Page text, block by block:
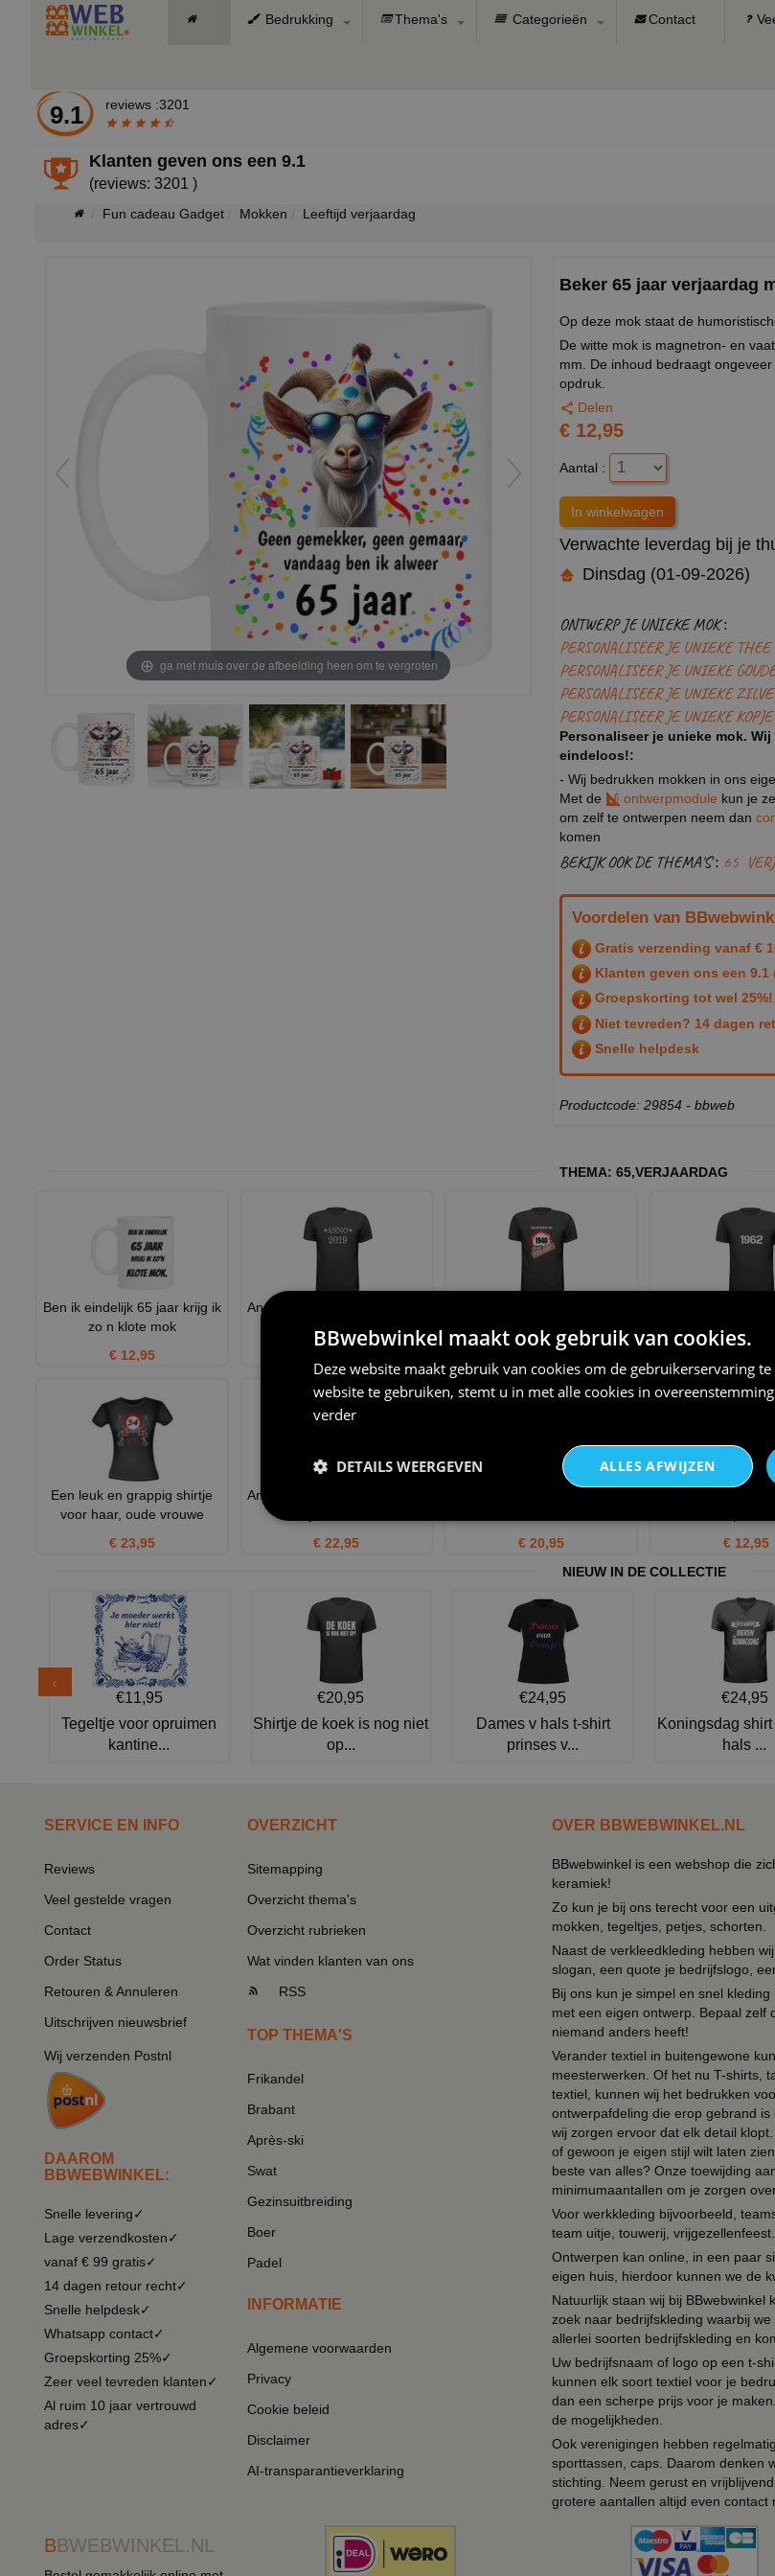
Bedrukking Thema's Categorieën Contact
9.1 reviews :3201
Klanten geven ons een9.1
(reviews: 3201 )
Fun cadeau Gadget Mokken Leeftijd verjaardag
ga met muis over de afbeelding heen om te vergroten
Beker 65 jaar verjaardag
Op deze mok staat de
De witte mok is magnetron- en
mm. De inhoud bedraagt
opdruk.
Delen
€ 12,95
Aantal :
Verwachte leverdag bij je
Dinsdag (01-09-2026)
ONTWERP JE UNIEKE MOK :
PERSONALISEER JE UNIEKE
PERSONALISEER JE UNIEKE
PERSONALISEER JE UNIEKE
PERSONALISEER JE UNIEKE KOPJE
Personaliseer je unieke mok.
eindeloos!:
- Wij bedrukken mokken in ons
Met de
ontwerpmodule kun je
om zelf te ontwerpen neem dan
komen
BEKIJK OOK DE THEMA'S : 65
Voordelen van
Gratis verzending vanaf €
Klanten geven ons een 9.1
Groepskorting tot wel 25%!
Niet tevreden? 14 dagen
Snelle helpdesk
Productcode: 29854 - bbweb
THEMA: 65,VERJAARDAG
Ben ik eindelijk 65 jaar krijg ik
zo n klote mok
€ 12,95
Anno 2019 Verjaardag T-shirt
bouwjaar 2019 shirt
jaar 1940
€ 20,95
Een leuk en grappig shirtje
voor haar, oude vrouwe
€ 23,95
Anno 1933 Verjaardag T-shirt
bouwjaar 1933 shirt
€ 22,95
€ 20,95
€ 12,95
NIEUW IN DE COLLECTIE
€11,95
Tegeltje voor opruimen
kantine...
€20,95
Shirtje de koek is nog niet
op...
€24,95
Dames v hals t-shirt
prinses v...
€24,95
Koningsdag
hals ...
SERVICE EN INFO
Reviews
Veel gestelde vragen
Contact
Order Status
Retouren & Annuleren
Uitschrijven nieuwsbrief
Wij verzenden Postnl
DAAROM
BBWEBWINKEL:
Snelle levering✓
Lage verzendkosten✓
vanaf € 99 gratis✓
14 dagen retour recht✓
Snelle helpdesk✓
Whatsapp contact✓
Groepskorting 25%✓
Zeer veel tevreden klanten✓
Al ruim 10 jaar vertrouwd
adres✓
OVERZICHT
Sitemapping
Overzicht thema's
Overzicht rubrieken
Wat vinden klanten van ons
RSS
TOP THEMA'S
Frikandel
Brabant
Après-ski
Swat
Gezinsuitbreiding
Boer
Padel
INFORMATIE
Algemene voorwaarden
Privacy
Cookie beleid
Disclaimer
AI-transparantieverklaring
OVER BBWEBWINKEL.NL
BBwebwinkel is een webshop die
keramiek!
Zo kun je bij ons terecht voor een
mokken, tegeltjes, petjes, schorten.
Naast de verkleedkleding hebben
slogan, een quote je bedrijfslogo,
Bij ons kun je simpel en snel
met een eigen ontwerp. Bepaal zelf
niemand anders heeft!
Verander textiel in buitengewone
meesterwerken. Of het nu T-shirts,
textiel, kunnen wij het bedrukken
ontwerpafdeling die erop gebrand
wij zorgen ervoor dat elk detail
of gewoon je eigen stijl wilt laten
beste van alles? Onze toewijding
minimumaantallen om je zorgen
Voor werkkleding bijvoorbeeld,
team uitje, touwerij,
Ontwerpen kan online, in een paar
eigen huis, hierdoor kunnen we de
Natuurlijk staan wij bij
zoek naar bedrijfskleding waarbij
allerlei soorten bedrijfskleding en
Uw bedrijfsnaam of logo op een t-
kunnen elk soort textiel voor je
dan een scherpe prijs voor je
de mogelijkheden.
Ook verenigingen hebben
sporttassen, caps. Daarom denken
stichting. Neem gerust en
grotere aantallen altijd even
BBWEBWINKEL.NL
BBwebwinkel maakt ook gebruik van cookies.
Deze website maakt gebruik van cookies om de gebruikerservaring
website te gebruiken, stemt u in met alle cookies in
verder
ALLES AFWIJZEN
DETAILS WEERGEVEN